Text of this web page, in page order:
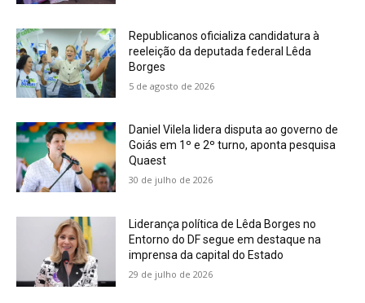
Republicanos oficializa candidatura à
reeleição da deputada federal Lêda
Borges
5 de agosto de 2026
Daniel Vilela lidera disputa ao governo de
Goiás em 1º e 2º turno, aponta pesquisa
Quaest
30 de julho de 2026
Liderança política de Lêda Borges no
Entorno do DF segue em destaque na
imprensa da capital do Estado
29 de julho de 2026